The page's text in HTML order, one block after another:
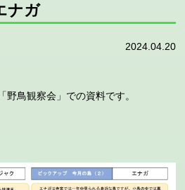
ナガ
2024.04.20
鳥観察会」での資料です。